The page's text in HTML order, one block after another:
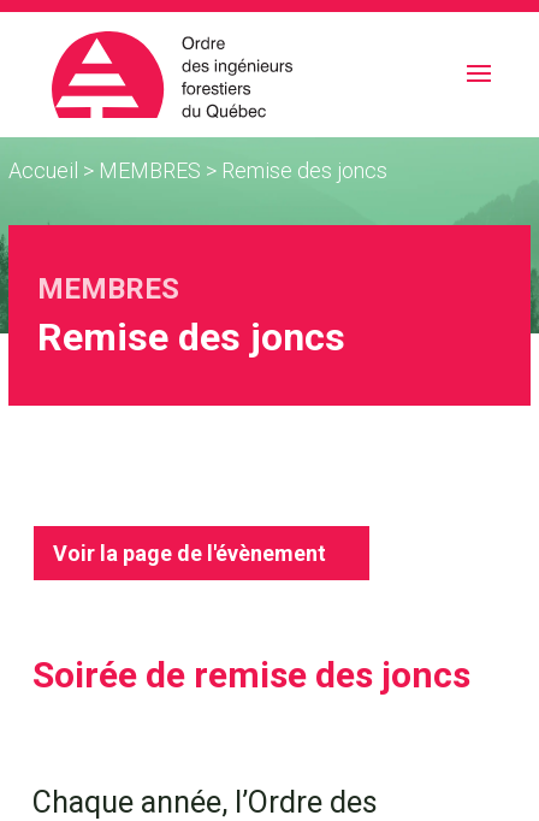
Accueil > MEMBRES > Remise des joncs
MEMBRES
Remise des joncs
Voir la page de l'évènement
Soirée de remise des joncs
Chaque année, l’Ordre des